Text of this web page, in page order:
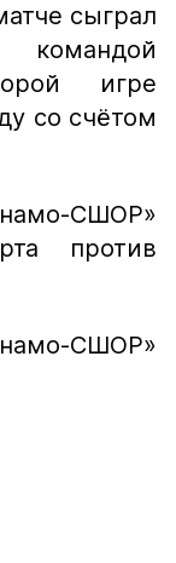
сыграл
командой
игре
со счётом
СШОР»
против
СШОР»